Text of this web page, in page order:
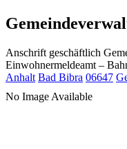
Anschrift geschäftlich
Einwohnermeldeamt –
Anhalt Bad Bibra 06647
No Image Available